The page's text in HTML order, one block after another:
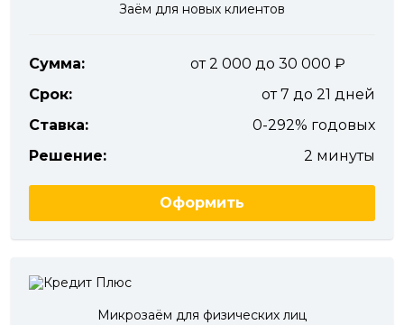
Заём для новых клиентов
Сумма:
от 2 000 до 30 000
Срок:
от 7 до 21 дней
Ставка:
0-292% годовых
Решение:
2 минуты
Оформить
Микрозаём для физических лиц